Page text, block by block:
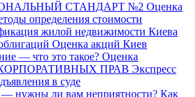
СТАНДАРТ №2 Оценка
определения стоимости
жилой недвижимости Киева
Оценка акций Киев
— что это такое? Оценка
ПРАВ Экспресс
в суде
нужны ли вам неприятности? Как